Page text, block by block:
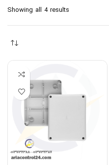
Showing all 4 results